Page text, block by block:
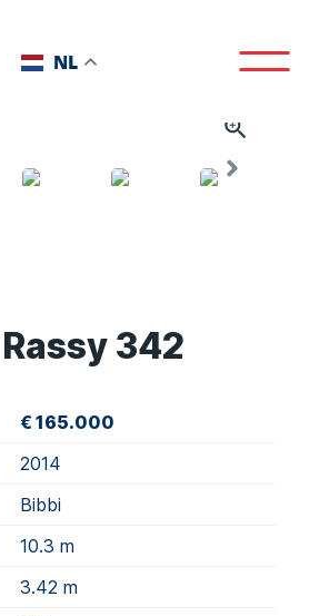
NL
342
€ 165.000
2014
Bibbi
10.3 m
3.42 m